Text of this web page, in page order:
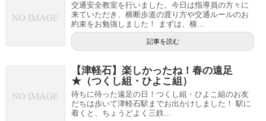
交通安全教室を行いました。今日は指導員の方々に
来ていただき、横断歩道の渡り方や交通ルールのお
約束をお勉強しました！ まずは、横...
記事を読む
【津軽石】楽しかったね！春の遠足
★（つくし組・ひよこ組）
待ちに待った遠足の日！つくし組・ひよこ組のお友
だちは歩いて津軽石駅までお出かけしました！ 駅に
着くと、ちょうどよく三鉄...